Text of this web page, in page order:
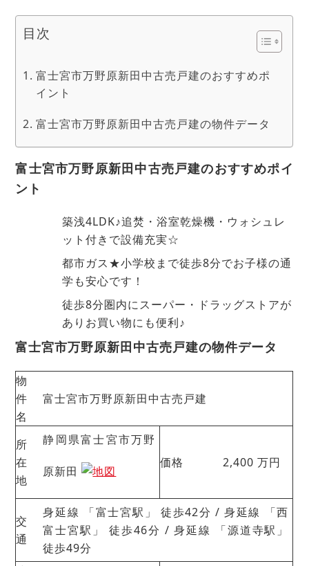
目次
富士宮市万野原新田中古売戸建のおすすめポ
イント
富士宮市万野原新田中古売戸建の物件データ
富士宮市万野原新田中古売戸建のおすすめポイ
ント
築浅4LDK♪追焚・浴室乾燥機・ウォシュレ
ット付きで設備充実☆
都市ガス★小学校まで徒歩8分でお子様の通
学も安心です！
徒歩8分圏内にスーパー・ドラッグストアが
ありお買い物にも便利♪
富士宮市万野原新田中古売戸建の物件データ
物
件
名
富士宮市万野原新田中古売戸建
所
在
地
静岡県富士宮市万野
原新田
価格 2,400万円
交
通
身延線 「富士宮駅」 徒歩42分 / 身延線 「西
富士宮駅」 徒歩46分 / 身延線 「源道寺駅」
徒歩49分